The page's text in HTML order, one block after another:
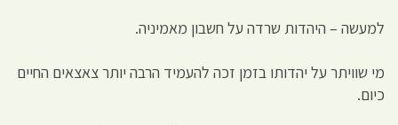
למעשה – היהדות שרדה על חשבון מאמיניה.
מי שוויתר על יהדותו בזמן זכה להעמיד הרבה יותר צאצאים החיים
כיום.